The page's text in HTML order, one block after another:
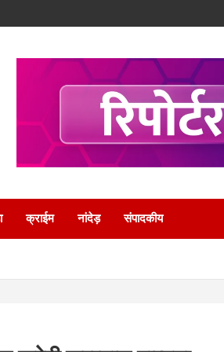
क्राईम नांदेड़ संपादकीय